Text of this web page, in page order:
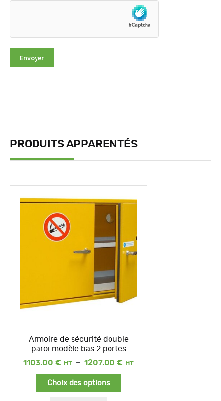
PRODUITS APPARENTÉS
Armoire de sécurité double
paroi modèle bas 2 portes
1103,00 € – 1207,00 €
Plage
Choix des options